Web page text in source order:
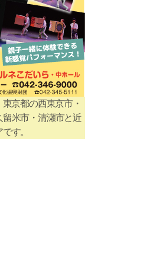
京都の西東京市・
米市・清瀬市と近
す。